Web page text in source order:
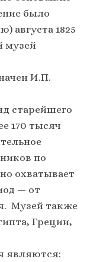
было
августа 1825
музей
И.П.
старейшего
170 тысяч
по
охватывает
— от
Музей также
Греции,
являются: